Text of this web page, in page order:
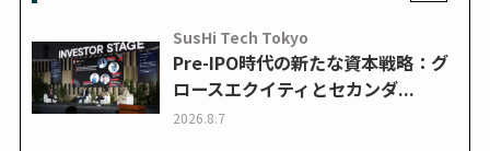
SusHi Tech Tokyo
Pre-IPO時代の新たな資本戦略：グ
ロースエクイティとセカンダ...
2026.8.7